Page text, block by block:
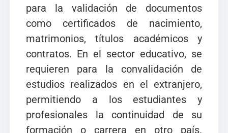
para la validación de documentos
como certificados de nacimiento,
matrimonios, títulos académicos y
contratos. En el sector educativo, se
requieren para la convalidación de
estudios realizados en el extranjero,
permitiendo a los estudiantes y
profesionales la continuidad de su
formación o carrera en otro país.